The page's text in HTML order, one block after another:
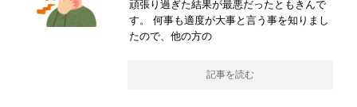
頑張り過ぎた結果が最悪だったともきんで
す。 何事も適度が大事と言う事を知りまし
たので、他の方の
記事を読む